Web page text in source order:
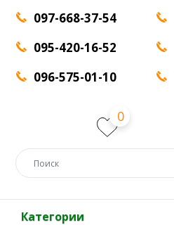
097-668-37-54
095-420-16-52
096-575-01-10
0
Категории